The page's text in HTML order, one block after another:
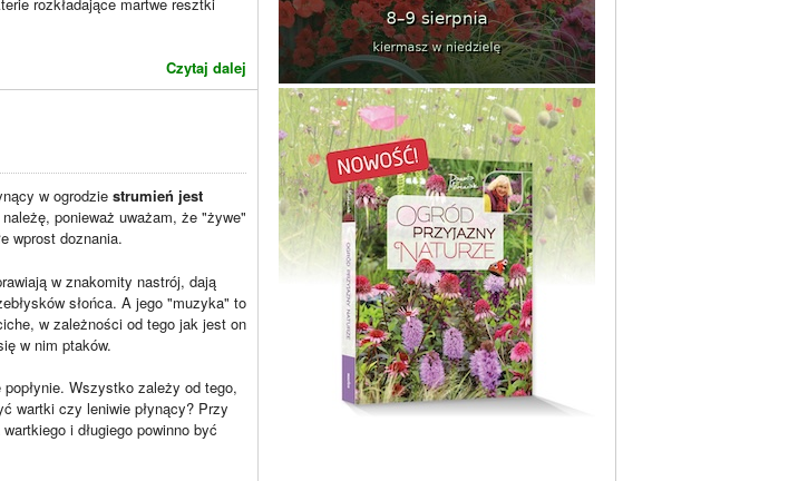
Czytaj dalej
w ogrodzie strumień jest
ponieważ uważam, że "żywe"
wprost doznania.
w znakomity nastrój, dają
słońca. A jego "muzyka" to
w zależności od tego jak jest on
w nim ptaków.
Wszystko zależy od tego,
wartki czy leniwie płynący? Przy
i długiego powinno być